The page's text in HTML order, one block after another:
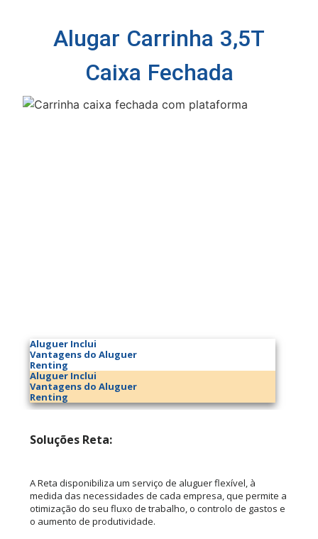
Alugar Carrinha 3,5T
Caixa Fechada
Aluguer Inclui
Vantagens do Aluguer
Renting
Aluguer Inclui
Vantagens do Aluguer
Renting
Soluções Reta:
A Reta disponibiliza um serviço de aluguer flexível, à
medida das necessidades de cada empresa, que permite a
otimização do seu fluxo de trabalho, o controlo de gastos e
o aumento de produtividade.